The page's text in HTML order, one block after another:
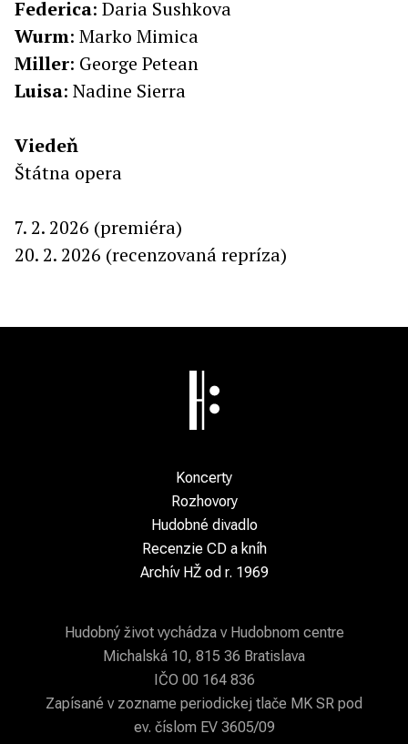
Federica: Daria Sushkova
Wurm: Marko Mimica
Miller: George Petean
Luisa: Nadine Sierra
Viedeň
Štátna opera
7. 2. 2026 (premiéra)
20. 2. 2026 (recenzovaná repríza)
Koncerty
Rozhovory
Hudobné divadlo
Recenzie CD a kníh
Archív HŽ od r. 1969
Hudobný život vychádza v Hudobnom centre
Michalská 10, 815 36 Bratislava
IČO 00 164 836
Zapísané v zozname periodickej tlače MK SR pod
ev. číslom EV 3605/09